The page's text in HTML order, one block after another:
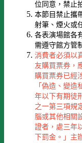
位同意，禁止
本節目禁止攜
射筆、煙火或
各表演場館各
需遵守館方管
消費者必須以
友購買票券，
購買票券已經
「偽造、變
年以下有期徒
之一第三項規
腦或其他相關
證者，處三年
下罰金。」